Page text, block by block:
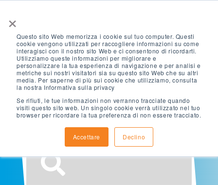
×
Questo sito Web memorizza i cookie sul tuo computer. Questi
cookie vengono utilizzati per raccogliere informazioni su come
interagisci con il nostro sito Web e ci consentono di ricordarti.
Utilizziamo queste informazioni per migliorare e
personalizzare la tua esperienza di navigazione e per analisi e
metriche sui nostri visitatori sia su questo sito Web che su altri
media. Per saperne di più sui cookie che utilizziamo, consulta
la nostra Informativa sulla privacy
Se rifiuti, le tue informazioni non verranno tracciate quando
visiti questo sito web. Un singolo cookie verrà utilizzato nel tuo
browser per ricordare la tua preferenza di non essere tracciato.
Accettare Declino
Che cosa sta
cercando?